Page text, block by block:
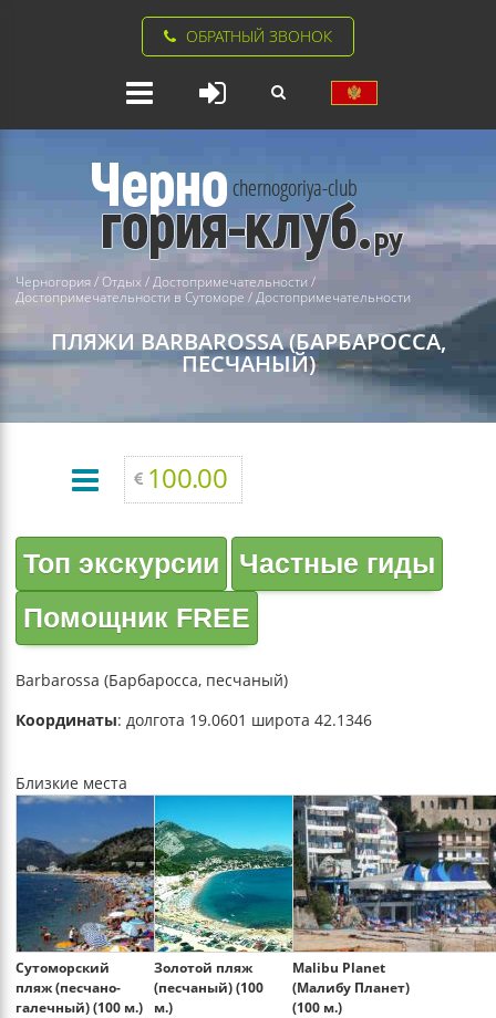
ОБРАТНЫЙ ЗВОНОК
Черногория/ Отдых/Достопримечательности /
Достопримечательности в Сутоморе /Достопримечательности
ПЛЯЖИ BARBAROSSA (БАРБАРОССА,
ПЕСЧАНЫЙ)
100.00
Топ экскурсии
Частные гиды
Помощник FREE
Barbarossa (Барбаросса, песчаный)
Координаты: долгота 19.0601 широта 42.1346
Близкие места
Сутоморский
пляж (песчано-
галечный) (100 м.)
Золотой пляж
(песчаный) (100
м.)
Malibu Planet
(Малибу Планет)
(100 м.)